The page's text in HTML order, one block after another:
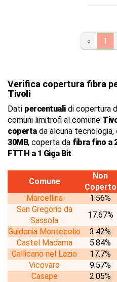
« 1
Verifica copertura fibra
Tivoli
Dati percentualidi copertura
comuni limitrofi al comune
copertada alcuna tecnologia,
30MB, coperta da fibra fino a
FTTH a 1 Giga Bit.
Comune
Non
Coperto
Marcellina
1.56%
San Gregorio da
Sassola
17.67%
Guidonia Montecelio
3.42%
Castel Madama
5.84%
Gallicano nel Lazio
17.7%
Vicovaro
9.57%
Casape
2.05%